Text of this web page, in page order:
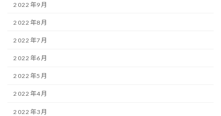
2022年9月
2022年8月
2022年7月
2022年6月
2022年5月
2022年4月
2022年3月